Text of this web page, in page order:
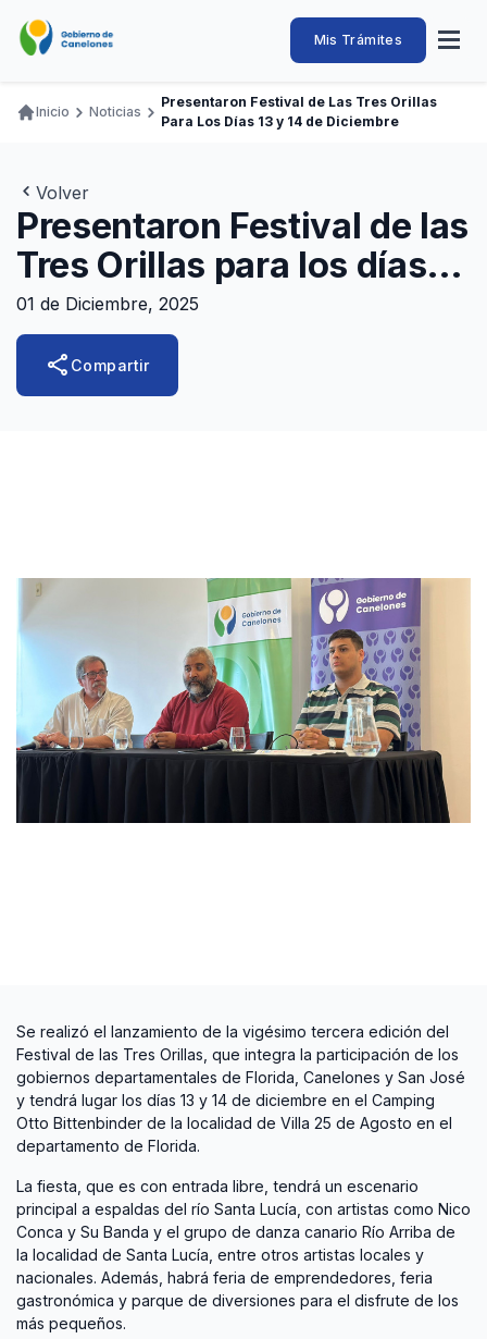
contenido
Intendencia
de
Canelones
Abrir
Navegación
Mis Trámites
Ingresar
Adquisiciones
Canelones Te Escucha
Teléfonos
Ruta
navegación
Inicio Noticias
Presentaron Festival de Las Tres Orillas
Para Los Días 13 y 14 de Diciembre
Volver
Presentaron Festival de las
Tres Orillas para los días
13 y 14 de diciembre
01 de Diciembre, 2025
share Compartir
Se realizó el lanzamiento de la vigésimo tercera edición del
Festival de las Tres Orillas, que integra la participación de los
gobiernos departamentales de Florida, Canelones y San José
y tendrá lugar los días 13 y 14 de diciembre en el Camping
Otto Bittenbinder de la localidad de Villa 25 de Agosto en el
departamento de Florida.
La fiesta, que es con entrada libre, tendrá un escenario
principal a espaldas del río Santa Lucía, con artistas como Nico
Conca y Su Banda y el grupo de danza canario Río Arriba de
la localidad de Santa Lucía, entre otros artistas locales y
nacionales. Además, habrá feria de emprendedores, feria
gastronómica y parque de diversiones para el disfrute de los
más pequeños.